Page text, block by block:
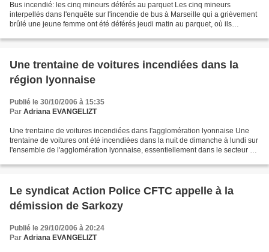
Bus incendié: les cinq mineurs déférés au parquet Les cinq mineurs
interpellés dans l'enquête sur l'incendie de bus à Marseille qui a grièvement
brûlé une jeune femme ont été déférés jeudi matin au parquet, où ils
Une trentaine de voitures incendiées dans la
région lyonnaise
Publié le 30/10/2006 à 15:35
Par Adriana EVANGELIZT
Une trentaine de voitures incendiées dans l'agglomération lyonnaise Une
trentaine de voitures ont été incendiées dans la nuit de dimanche à lundi sur
l'ensemble de l'agglomération lyonnaise, essentiellement dans le secteur de
Le syndicat Action Police CFTC appelle à la
démission de Sarkozy
Publié le 29/10/2006 à 20:24
Par Adriana EVANGELIZT